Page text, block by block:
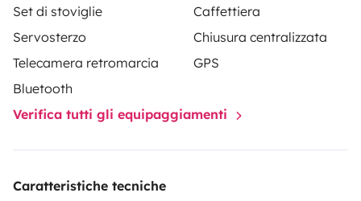
Set di stoviglie
Caffettiera
Servosterzo
Chiusura centralizzata
Telecamera retromarcia
GPS
Bluetooth
Verifica tutti gli equipaggiamenti
Caratteristiche tecniche